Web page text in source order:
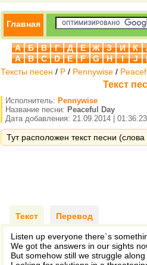
Главная
А Б В Г Д Е Ж З И К
A
B C D E F G H I J
Тексты песен / P / Pennywise /
Текст
Исполнитель: Pennywise
Название песни: Peaceful Day
Дата добавления: 21.09.2014 | 01:36:23
Тут расположен текст песни
Текст Перевод
Listen up everyone there`s
We got the answers in our sights
But somehow still we struggle along